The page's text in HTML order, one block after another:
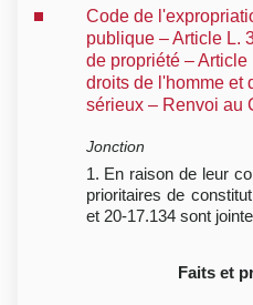
Code de
publique – Article L.
de propriété –
droits de l'homme et
sérieux – Renvoi au
Jonction
1. En raison de leur
prioritaires de
et 20-17.134 sont
Faits et